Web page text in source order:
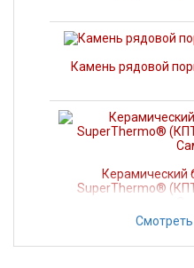
Камень рядовой
Керамический
SuperThermo®